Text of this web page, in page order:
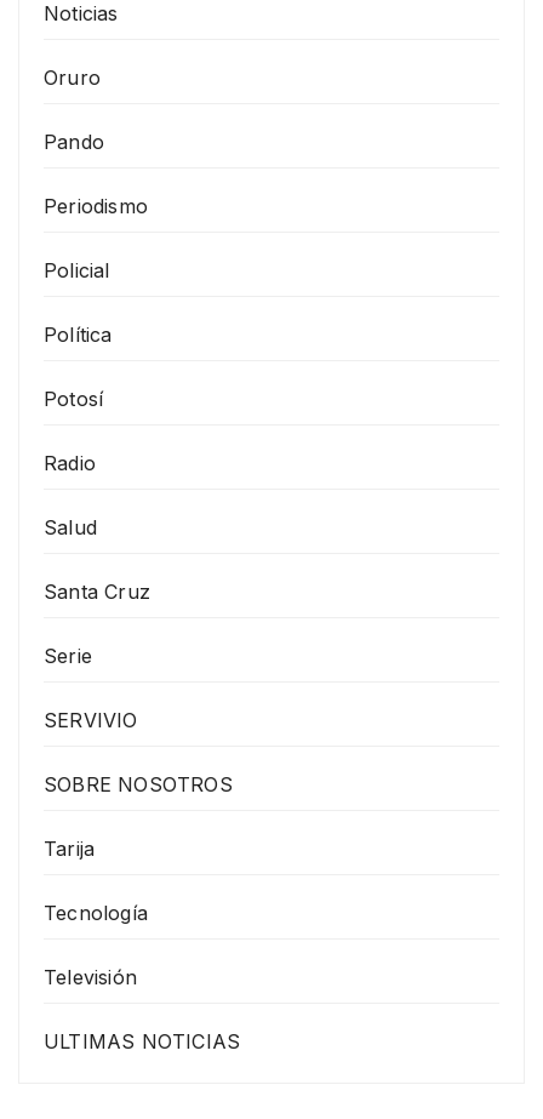
Noticias
Oruro
Pando
Periodismo
Policial
Política
Potosí
Radio
Salud
Santa Cruz
Serie
SERVIVIO
SOBRE NOSOTROS
Tarija
Tecnología
Televisión
ULTIMAS NOTICIAS